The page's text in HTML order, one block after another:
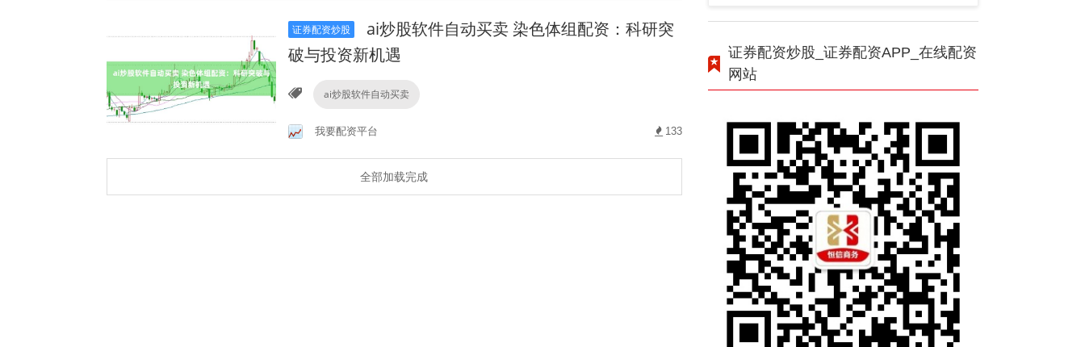
证券配资炒股
ai炒股软件自动买卖 染色体组配资：科研突
破与投资新机遇
ai炒股软件自动买卖
我要配资平台 133
全部加载完成
证券配资炒股_证券配资APP_在线配资
网站